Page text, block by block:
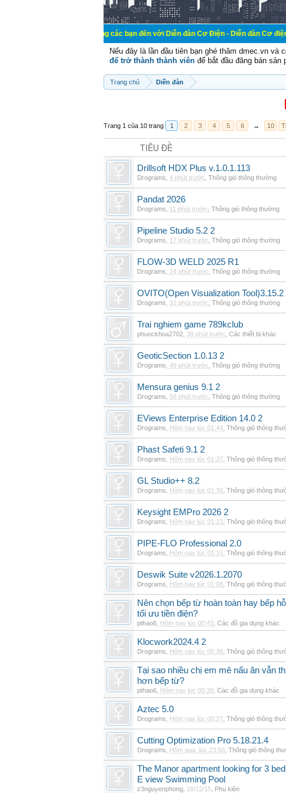
Chào mừng các bạn đến với Diễn đàn Cơ Điện - Diễn đàn Cơ điện là nơi
Nếu đây là lần đầu tiên bạn ghé thăm dmec.vn và
để trở thành thành viên để bắt đầu đăng bán sản
Trang chủ Diễn đàn
Trang 1 của 10 trang 1 2 3 4 5 6 → 10
TIÊU ĐỀ
Drillsoft HDX Plus v.1.0.1.113
Drograms 4 phút trước Thông gió thông thường
Pandat 2026
Drograms 11 phút trước Thông gió thông thường
Pipeline Studio 5.2 2
Drograms 17 phút trước Thông gió thông thường
FLOW-3D WELD 2025 R1
Drograms 24 phút trước Thông gió thông thường
OVITO(Open Visualization Tool)3.15.2
Drograms 31 phút trước Thông gió thông thường
Trai nghiem game 789kclub
phuockhoa2702 39 phút trước Các thiết bị khác
GeoticSection 1.0.13 2
Drograms 49 phút trước Thông gió thông thường
Mensura genius 9.1 2
Drograms 56 phút trước Thông gió thông thường
EViews Enterprise Edition 14.0 2
Drograms Hôm nay lúc 01:44 Thông gió thông
Phast Safeti 9.1 2
Drograms Hôm nay lúc 01:37 Thông gió thông
GL Studio++ 8.2
Drograms Hôm nay lúc 01:30 Thông gió thông
Keysight EMPro 2026 2
Drograms Hôm nay lúc 01:23 Thông gió thông
PIPE-FLO Professional 2.0
Drograms Hôm nay lúc 01:15 Thông gió thông
Deswik Suite v2026.1.2070
Drograms Hôm nay lúc 01:08 Thông gió thông
Nên chọn bếp từ hoàn toàn hay bếp
tối ưu tiền điện?
pthao6 Hôm nay lúc 00:43 Các đồ gia dụng khác
Klocwork2024.4 2
Drograms Hôm nay lúc 00:39 Thông gió thông
Tại sao nhiều chị em mê nấu ăn vẫn
hơn bếp từ?
pthao6 Hôm nay lúc 00:38 Các đồ gia dụng khác
Aztec 5.0
Drograms Hôm nay lúc 00:27 Thông gió thông
Cutting Optimization Pro 5.18.21.4
Drograms Hôm qua, lúc 23:50 Thông gió thông
The Manor apartment looking for 3
E view Swimming Pool
z3nguyenphong 18/12/15 Phụ kiện